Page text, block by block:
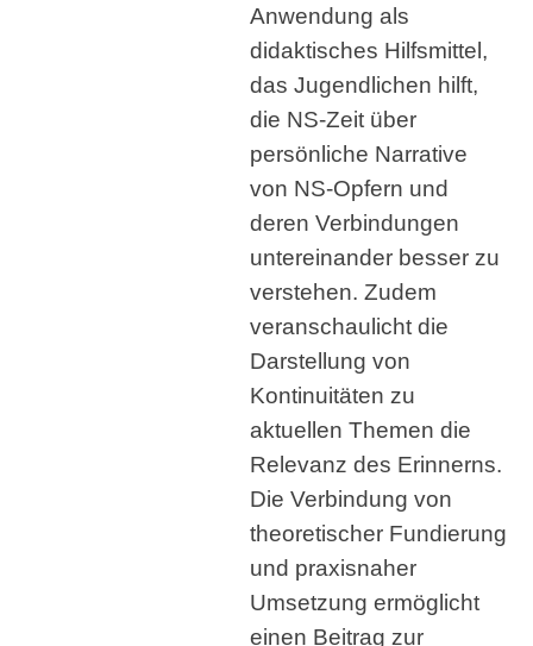
Anwendung als
didaktisches Hilfsmittel,
das Jugendlichen hilft,
die NS-Zeit über
persönliche Narrative
von NS-Opfern und
deren Verbindungen
untereinander besser zu
verstehen. Zudem
veranschaulicht die
Darstellung von
Kontinuitäten zu
aktuellen Themen die
Relevanz des Erinnerns.
Die Verbindung von
theoretischer Fundierung
und praxisnaher
Umsetzung ermöglicht
einen Beitrag zur